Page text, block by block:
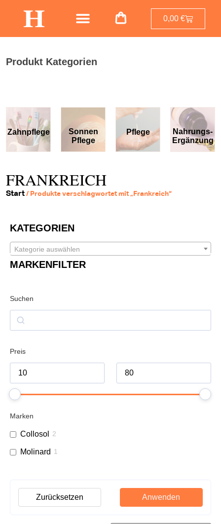
0,00€
Produkt Kategorien
Zahnpflege
Sonnen
Pflege
Pflege
Nahrungs-
Ergänzung
FRANKREICH
Start/ Produkte verschlagwortet mit „Frankreich“
KATEGORIEN
Kategorie auswählen
MARKENFILTER
Suchen
Preis
Marken
Collosol 2
Molinard 1
Anwenden
Zurücksetzen